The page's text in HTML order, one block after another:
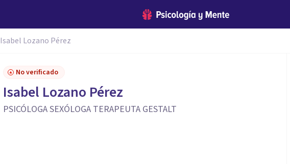
Isabel Lozano Pérez
No verificado
Isabel Lozano Pérez
PSICÓLOGA SEXÓLOGA TERAPEUTA GESTALT